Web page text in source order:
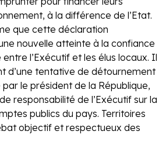
à la différence de l’Etat.
que cette déclaration
nouvelle atteinte à la confiance
l’Exécutif et les élus locaux. Il
d’une tentative de détournement
par le président de la République,
responsabilité de l’Exécutif sur la
publics du pays. Territoires
objectif et respectueux des